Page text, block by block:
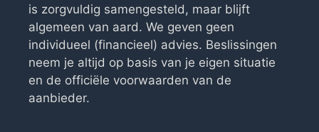
is zorgvuldig samengesteld, maar blijft
algemeen van aard. We geven geen
individueel (financieel) advies. Beslissingen
neem je altijd op basis van je eigen situatie
en de officiële voorwaarden van de
aanbieder.